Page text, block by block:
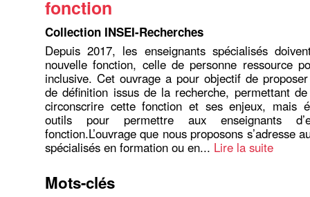
fonction
Collection INSEI-Recherches
Depuis 2017, les enseignants spécialisés
nouvelle fonction, celle de personne ressource
inclusive. Cet ouvrage a pour objectif de
de définition issus de la recherche, permettant
circonscrire cette fonction et ses enjeux, mais
outils pour permettre aux enseignants
fonction.L’ouvrage que nous proposons s’adresse
spécialisés en formation ou en... Lire la suite
Mots-clés